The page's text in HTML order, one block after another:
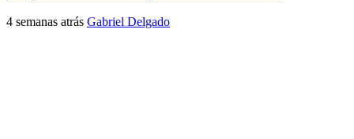
4 semanas atrás Gabriel Delgado